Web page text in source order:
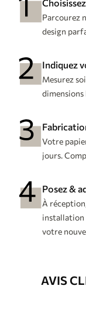
Parcourez
design
Indiquez
Mesurez
dimensions
Votre
jours.
Posez &
À
installation
votre
AVIS